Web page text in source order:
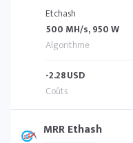
Etchash
500 MH/s, 950 W
-2.28USD
MRR Ethash